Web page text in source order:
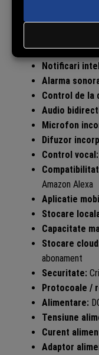
Detectie
Detectie
Motion
Zone de
Notificari
Alarma
Control de la
Audio
Microfon
Difuzor
Control vocal:
Amazon Alexa
Aplicatie
Stocare
Capacitate
Stocare
abonament
Securitate:
Protocoale /
Alimentare:
Tensiune
Curent
Adaptor